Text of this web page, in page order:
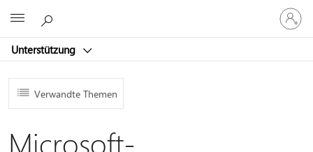
Unterstützung
Bei
Ihrem
Konto
Verwandte Themen
Microsoft-